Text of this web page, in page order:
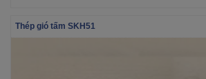
Thép gió tấm SKH51